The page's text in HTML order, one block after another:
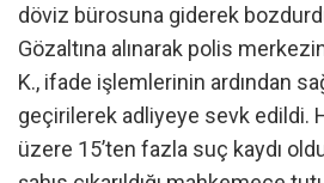
döviz bürosuna giderek
Gözaltına alınarak polis
K., ifade işlemlerinin ardından
geçirilerek adliyeye sevk edildi.
üzere 15’ten fazla suç kaydı